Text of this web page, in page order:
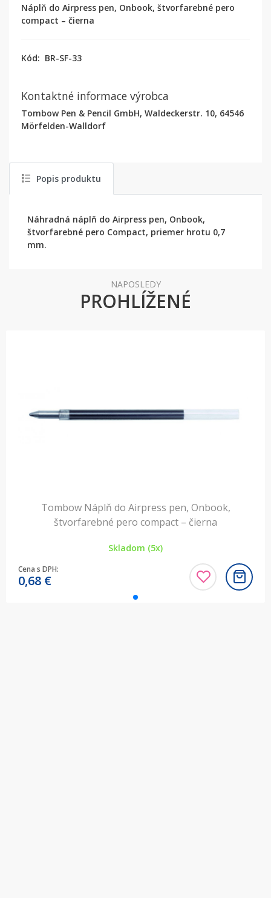
Náplň do Airpress pen, Onbook, štvorfarebné pero
compact – čierna
Kód: BR-SF-33
Kontaktné informace výrobca
Tombow Pen & Pencil GmbH, Waldeckerstr. 10, 64546
Mörfelden-Walldorf
Popis produktu
Náhradná náplň do Airpress pen, Onbook,
štvorfarebné pero Compact, priemer hrotu 0,7
mm.
NAPOSLEDY
PROHLÍŽENÉ
Tombow Náplň do Airpress pen, Onbook,
štvorfarebné pero compact – čierna
Skladom (5x)
Cena s DPH:
0,68 €